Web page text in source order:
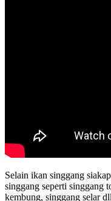
Selain ikan singgang
singgang seperti singgang
kembung, singgang selar